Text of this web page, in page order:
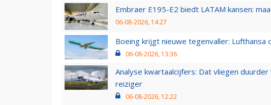
Embraer E195-E2 biedt LATAM kansen:
06-08-2026, 14:27
Boeing krijgt nieuwe tegenvaller:
06-08-2026, 13:36
Analyse kwartaalcijfers: Dat vliegen
reiziger
06-08-2026, 12:22